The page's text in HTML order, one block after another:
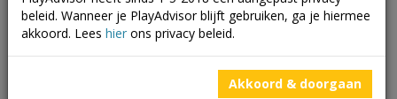
beleid. Wanneer je PlayAdvisor blijft gebruiken, ga je hiermee
akkoord. Lees hier ons privacy beleid.
Akkoord & doorgaan